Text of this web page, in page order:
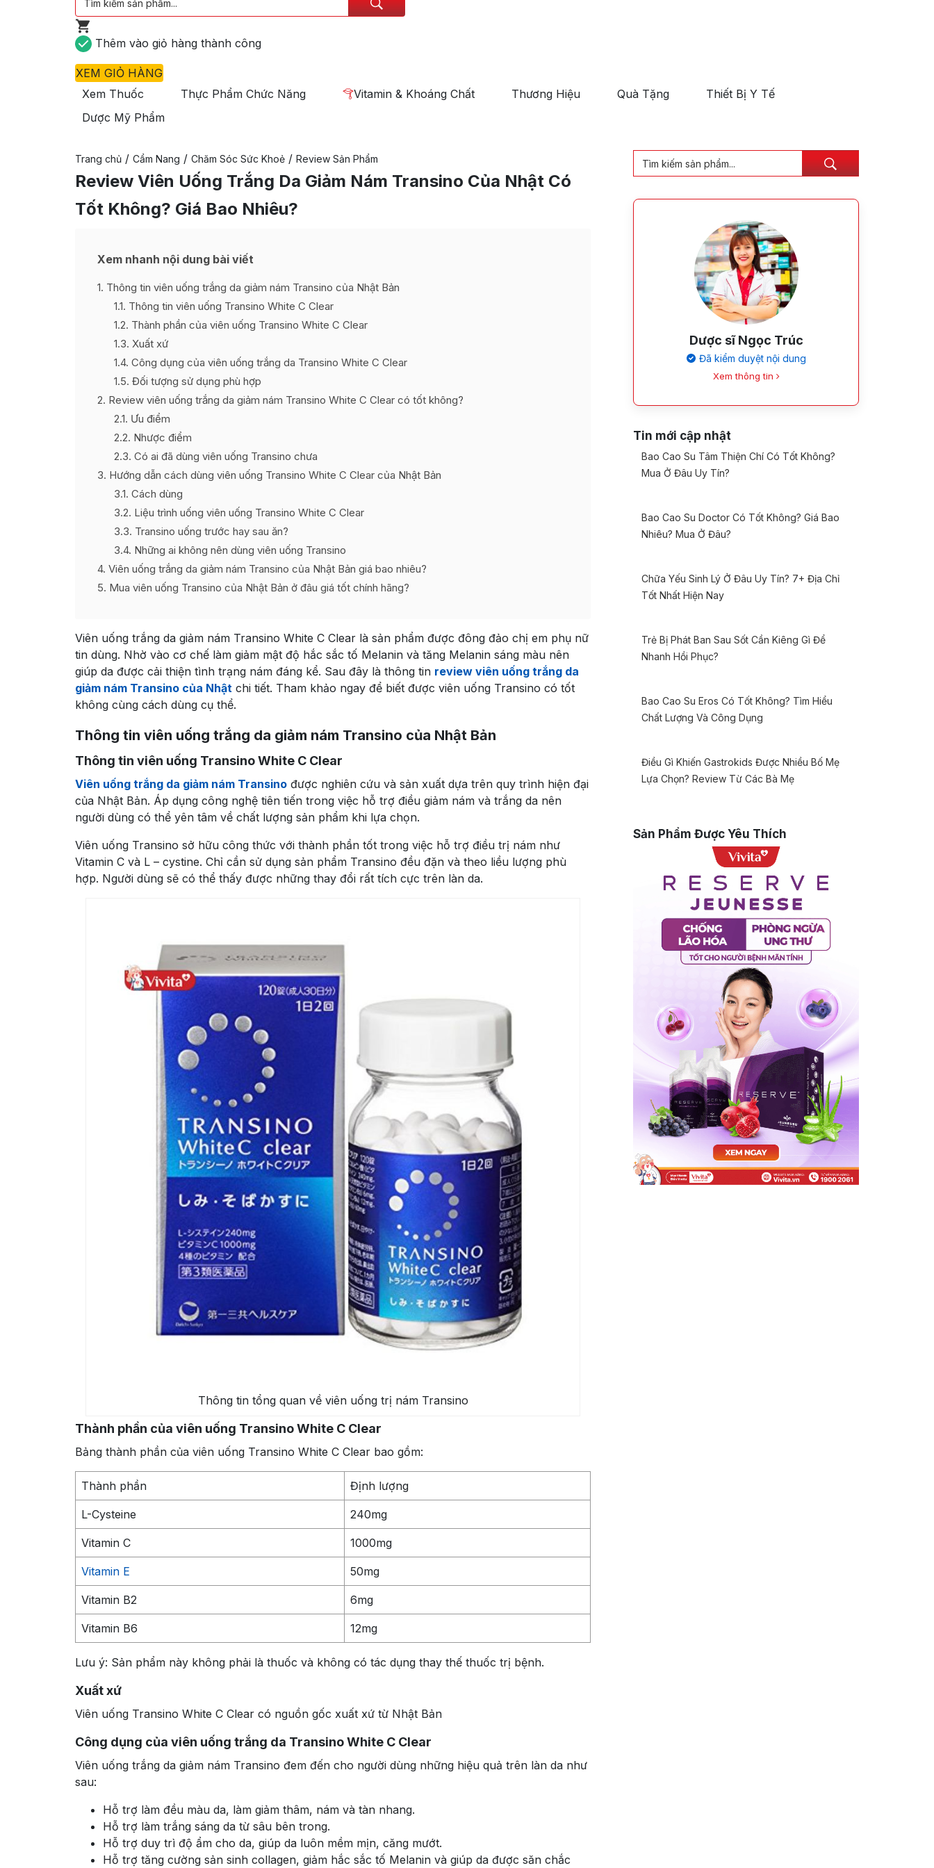
Thêm vào giỏ hàng thành công
XEM GIỎ HÀNG
Xem Thuốc
Thực Phẩm Chức Năng Vitamin & Khoáng Chất Thương Hiệu Quà Tặng
Thiết Bị Y Tế
Dược Mỹ Phẩm
Trang chủ / Cẩm Nang / Chăm Sóc Sức Khoẻ / Review Sản Phẩm
Review Viên Uống Trắng Da Giảm Nám Transino Của Nhật Có
Tốt Không? Giá Bao Nhiêu?
Xem nhanh nội dung bài viết
1 Thông tin viên uống trắng da giảm nám Transino của Nhật Bản
1.1 Thông tin viên uống Transino White C Clear
1.2 Thành phần của viên uống Transino White C Clear
1.3 Xuất xứ
1.4 Công dụng của viên uống trắng da Transino White C Clear
1.5 Đối tượng sử dụng phù hợp
2 Review viên uống trắng da giảm nám Transino White C Clear có tốt không?
2.1 Ưu điểm
2.2 Nhược điểm
2.3 Có ai đã dùng viên uống Transino chưa
3 Hướng dẫn cách dùng viên uống Transino White C Clear của Nhật Bản
3.1 Cách dùng
3.2 Liệu trình uống viên uống Transino White C Clear
3.3 Transino uống trước hay sau ăn?
3.4 Những ai không nên dùng viên uống Transino
4 Viên uống trắng da giảm nám Transino của Nhật Bản giá bao nhiêu?
5 Mua viên uống Transino của Nhật Bản ở đâu giá tốt chính hãng?
Viên uống trắng da giảm nám Transino White C Clear là sản phẩm được đông đảo chị em phụ nữ
tin dùng. Nhờ vào cơ chế làm giảm mật độ hắc sắc tố Melanin và tăng Melanin sáng màu nên
giúp da được cải thiện tình trạng nám đáng kể. Sau đây là thông tin review viên uống trắng da
giảm nám Transino của Nhật chi tiết. Tham khảo ngay để biết được viên uống Transino có tốt
không cùng cách dùng cụ thể.
Thông tin viên uống trắng da giảm nám Transino của Nhật Bản
Thông tin viên uống Transino White C Clear
Viên uống trắng da giảm nám Transino được nghiên cứu và sản xuất dựa trên quy trình hiện đại
của Nhật Bản. Áp dụng công nghệ tiên tiến trong việc hỗ trợ điều giảm nám và trắng da nên
người dùng có thể yên tâm về chất lượng sản phẩm khi lựa chọn.
Viên uống Transino sở hữu công thức với thành phần tốt trong việc hỗ trợ điều trị nám như
Vitamin C và L – cystine. Chỉ cần sử dụng sản phẩm Transino đều đặn và theo liều lượng phù
hợp. Người dùng sẽ có thể thấy được những thay đổi rất tích cực trên làn da.
Thông tin tổng quan về viên uống trị nám Transino
Thành phần của viên uống Transino White C Clear
Bảng thành phần của viên uống Transino White C Clear bao gồm:
Thành phần Định lượng
L-Cysteine 240mg
Vitamin C 1000mg
Vitamin E 50mg
Vitamin B2 6mg
Vitamin B6 12mg
Lưu ý: Sản phẩm này không phải là thuốc và không có tác dụng thay thế thuốc trị bệnh.
Xuất xứ
Viên uống Transino White C Clear có nguồn gốc xuất xứ từ Nhật Bản
Công dụng của viên uống trắng da Transino White C Clear
Viên uống trắng da giảm nám Transino đem đến cho người dùng những hiệu quả trên làn da như
sau:
Hỗ trợ làm đều màu da, làm giảm thâm, nám và tàn nhang.
Hỗ trợ làm trắng sáng da từ sâu bên trong.
Hỗ trợ duy trì độ ẩm cho da, giúp da luôn mềm mịn, căng mướt.
Hỗ trợ tăng cường sản sinh collagen, giảm hắc sắc tố Melanin và giúp da được săn chắc
Dược sĩ Ngọc Trúc
Đã kiểm duyệt nội dung
Xem thông tin
Tin mới cập nhật
Bao Cao Su Tâm Thiện Chí Có Tốt Không?
Mua Ở Đâu Uy Tín?
Bao Cao Su Doctor Có Tốt Không? Giá Bao
Nhiêu? Mua Ở Đâu?
Chữa Yếu Sinh Lý Ở Đâu Uy Tín? 7+ Địa Chỉ
Tốt Nhất Hiện Nay
Trẻ Bị Phát Ban Sau Sốt Cần Kiêng Gì Để
Nhanh Hồi Phục?
Bao Cao Su Eros Có Tốt Không? Tìm Hiểu
Chất Lượng Và Công Dụng
Điều Gì Khiến Gastrokids Được Nhiều Bố Mẹ
Lựa Chọn? Review Từ Các Bà Mẹ
Sản Phẩm Được Yêu Thích